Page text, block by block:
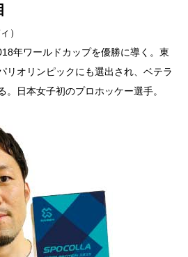
）
年ワールドカップを優勝に導く。東
リオリンピックにも選出され、ベテラ
。日本女子初のプロホッケー選手。